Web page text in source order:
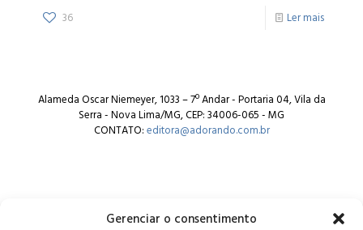
Gerenciar o consentimento
36 Ler mais
Alameda Oscar Niemeyer, 1033 – 7º Andar - Portaria 04, Vila da
Serra - Nova Lima/MG, CEP: 34006-065 - MG
CONTATO:editora@adorando.com.br